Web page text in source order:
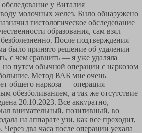
у Виталия
молочных желез. Было обнаружено
гистологическое обследование
образования, сам взял
После подтверждения
было принято решение об удалении
с чем сравнить — я уже удаляла
путем обычной операции с наркозом
Метод ВАБ мне очень
общего наркоза — операция
обезболиванием, а так же отсутствие
20.10.2023. Все аккуратно,
внимательный, позитивный, во
на аппарате узи, как все проходит,
Через два часа после операции уехала